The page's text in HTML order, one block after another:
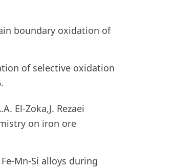
boundary oxidation of
of selective oxidation
El-Zoka,J. Rezaei
on iron ore
Mn-Si alloys during